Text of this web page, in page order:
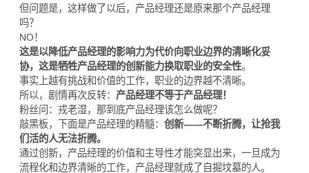
但问题是，这样做了以后，产品经理还是原来那个产品经理
吗？
NO！
这是以降低产品经理的影响力为代价向职业边界的清晰化妥
协，这是牺牲产品经理的创新能力换取职业的安全性。
事实上越有挑战和价值的工作，职业的边界越不清晰。
所以，剧情再次反转： 产品经理不等于产品经理！
粉丝问：戎老湿，那到底产品经理该怎么做呢？
敲黑板，下面是产品经理的精髓：创新——不断折腾，让抢我
们活的人无法折腾。
通过创新，产品经理的价值和主导性才能突显出来，一旦成为
流程化和边界清晰的工作，产品经理就成了自掘坟墓的人。